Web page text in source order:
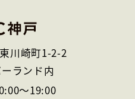
川崎町1-2-2
ランド内
～19:00